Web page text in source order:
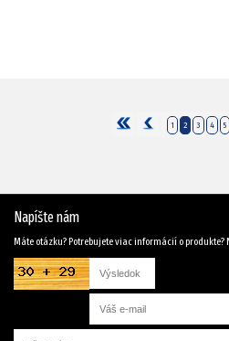
1 2 3 4 5
Napíšte nám
Máte otázku? Potrebujete viac informácií o